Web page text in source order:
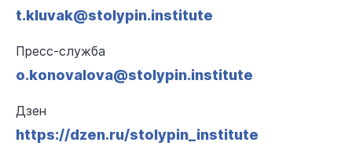
t.kluvak@stolypin.institute
Пресс-служба
o.konovalova@stolypin.institute
Дзен
https://dzen.ru/stolypin_institute